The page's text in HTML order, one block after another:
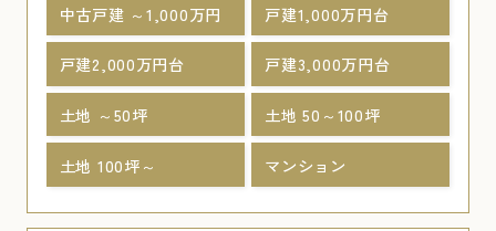
中古戸建 ～1,000万円 戸建1,000万円台
戸建2,000万円台 戸建3,000万円台
土地 ～50坪 土地 50～100坪
土地 100坪～ マンション